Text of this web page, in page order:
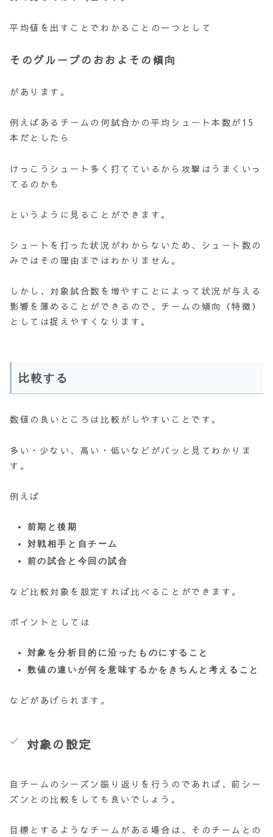
平均値を出すことでわかることの一つとして
そのグループのおおよその傾向
があります。
例えばあるチームの何試合かの平均シュート本数が15
本だとしたら
けっこうシュート多く打てているから攻撃はうまくいっ
てるのかも
というように見ることができます。
シュートを打った状況がわからないため、シュート数の
みではその理由まではわかりません。
しかし、対象試合数を増やすことによって状況が与える
影響を薄めることができるので、チームの傾向（特徴）
としては捉えやすくなります。
比較する
数値の良いところは比較がしやすいことです。
多い・少ない、高い・低いなどがパッと見てわかりま
す。
例えば
前期と後期
対戦相手と自チーム
前の試合と今回の試合
など比較対象を設定すれば比べることができます。
ポイントとしては
対象を分析目的に沿ったものにすること
数値の違いが何を意味するかをきちんと考えること
などがあげられます。
対象の設定
自チームのシーズン振り返りを行うのであれば、前シー
ズンとの比較をしても良いでしょう。
目標とするようなチームがある場合は、そのチームとの